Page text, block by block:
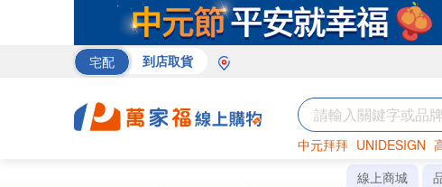
宅配 到店取貨
中元拜拜 UNIDESIGN
罐頭 咖啡 海苔
線上商城